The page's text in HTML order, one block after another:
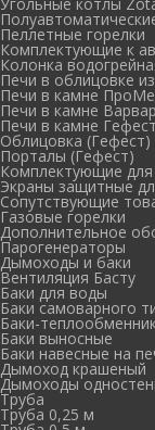
Пеллетные горелки
Комплектующие к
Колонка
Печи в облицовке
Печи в камне
Печи в камне
Печи в камне Гефест
Облицовка (Гефест)
Порталы (Гефест)
Комплектующие
Экраны защитные
Сопутствующие
Газовые горелки
Дополнительное
Парогенераторы
Дымоходы и баки
Вентиляция Басту
Баки для воды
Баки самоварного
Баки-
Баки выносные
Баки навесные на
Дымоход крашеный
Дымоходы
Труба
Труба 0,25 м